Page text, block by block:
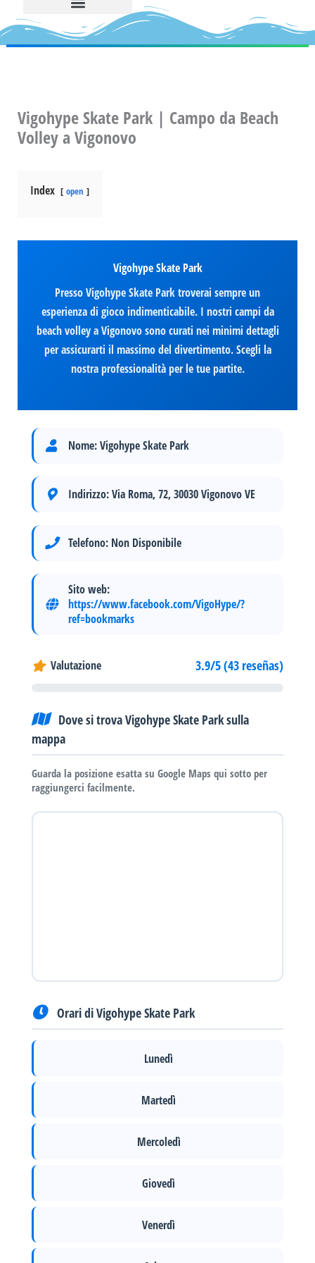
Vigohype Skate Park | Campo da Beach
Volley a Vigonovo
Index open
Vigohype Skate Park
Presso Vigohype Skate Park troverai sempre un
esperienza di gioco indimenticabile. I nostri campi da
beach volley a Vigonovo sono curati nei minimi dettagli
per assicurarti il massimo del divertimento. Scegli la
nostra professionalità per le tue partite.
Nome:Vigohype Skate Park
Indirizzo:Via Roma, 72, 30030 Vigonovo VE
Telefono: Non Disponibile
Sito web:
https://www.facebook.com/VigoHype/?
ref=bookmarks
Valutazione 3.9/5 (43 reseñas)
Dove si trova Vigohype Skate Park sulla
mappa
Guarda la posizione esatta su Google Maps qui sotto per
raggiungerci facilmente.
Orari di Vigohype Skate Park
Lunedì
Martedì
Mercoledì
Giovedì
Venerdì